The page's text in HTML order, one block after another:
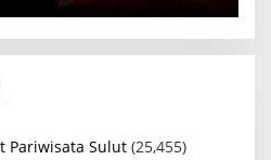
Pariwisata Sulut (25,455)